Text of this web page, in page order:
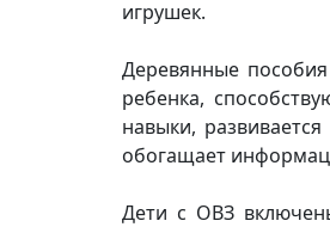
игрушек.
Деревянные
ребенка,
навыки,
обогащает
Дети с ОВЗ